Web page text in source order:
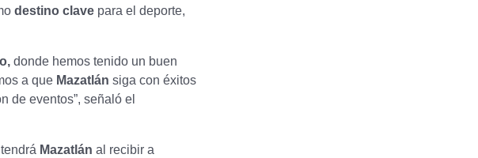
destino clave para el deporte,
donde hemos tenido un buen
a que Mazatlán siga con éxitos
de eventos”, señaló el
Mazatlán al recibir a